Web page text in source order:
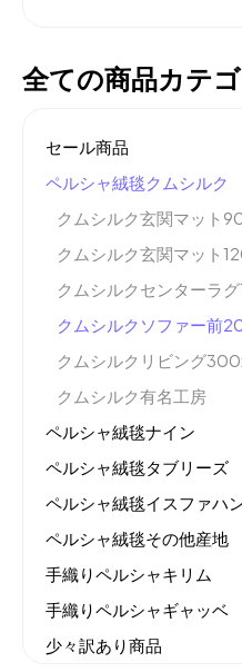
全ての商品カテ
セール商品
ペルシャ絨毯クムシルク
クムシルク玄関マット
クムシルク玄関マット
クムシルクセンターラ
クムシルクソファー前
クムシルクリビング
クムシルク有名工房
ペルシャ絨毯ナイン
ペルシャ絨毯タブリーズ
ペルシャ絨毯イスファハ
ペルシャ絨毯その他産地
手織りペルシャキリム
手織りペルシャギャッベ
少々訳あり商品